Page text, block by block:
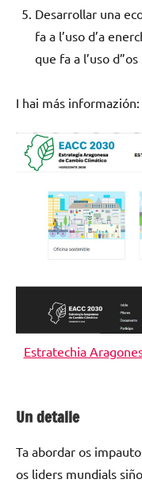
Desarrollar una
fa a l’uso d’a
que fa a l’uso d”os
I hai más informazión:
Estratechia
Un detalle
Ta abordar os
os liders mundials